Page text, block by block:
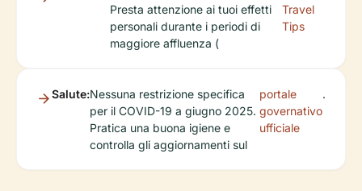
Presta attenzione ai tuoi effetti
personali durante i periodi di
maggiore affluenza (
Travel
Tips
Salute:Nessuna restrizione specifica
per il COVID-19 a giugno 2025.
Pratica una buona igiene e
controlla gli aggiornamenti sul
portale
governativo
ufficiale
.